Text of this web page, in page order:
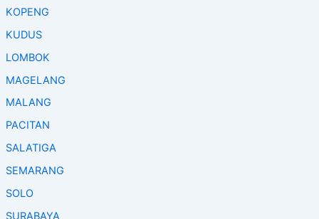
KOPENG
KUDUS
LOMBOK
MAGELANG
MALANG
PACITAN
SALATIGA
SEMARANG
SOLO
SURABAYA